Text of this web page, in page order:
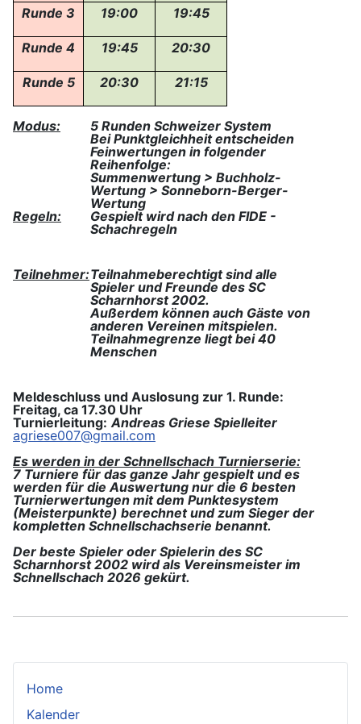
Runde 3 19:00 19:45
Runde 4 19:45 20:30
Runde 5 20:30 21:15
Modus: 5 Runden Schweizer System
Bei Punktgleichheit entscheiden
Feinwertungen in folgender
Reihenfolge:
Summenwertung > Buchholz-
Wertung > Sonneborn-Berger-
Wertung
Regeln:
Gespielt wird nach den FIDE -
Schachregeln
Teilnehmer:Teilnahmeberechtigt sind alle
Spieler und Freunde des SC
Scharnhorst 2002.
Außerdem können auch Gäste von
anderen Vereinen mitspielen.
Teilnahmegrenze liegt bei 40
Menschen
Meldeschluss und Auslosung zur 1. Runde:
Freitag, ca 17.30 Uhr
Turnierleitung: Andreas Griese Spielleiter
agriese007@gmail.com
Es werden in der Schnellschach Turnierserie:
7 Turniere für das ganze Jahr gespielt und es
werden für die Auswertung nur die 6 besten
Turnierwertungen mit dem Punktesystem
(Meisterpunkte) berechnet und zum Sieger der
kompletten Schnellschachserie benannt.
Der beste Spieler oder Spielerin des SC
Scharnhorst 2002 wird als Vereinsmeister im
Schnellschach 2026 gekürt.
Home
Kalender